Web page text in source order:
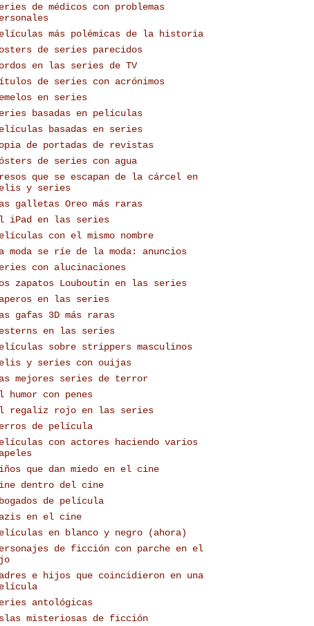
de médicos con problemas
más polémicas de la historia
de series parecidos
en las series de TV
de series con acrónimos
en series
basadas en películas
basadas en series
de portadas de revistas
de series con agua
que se escapan de la cárcel en
y series
galletas Oreo más raras
iPad en las series
con el mismo nombre
moda se ríe de la moda: anuncios
con alucinaciones
zapatos Louboutin en las series
en las series
gafas 3D más raras
en las series
sobre strippers masculinos
y series con ouijas
mejores series de terror
humor con penes
regaliz rojo en las series
de película
con actores haciendo varios
que dan miedo en el cine
dentro del cine
de película
en el cine
en blanco y negro (ahora)
de ficción con parche en el
e hijos que coincidieron en una
antológicas
misteriosas de ficción